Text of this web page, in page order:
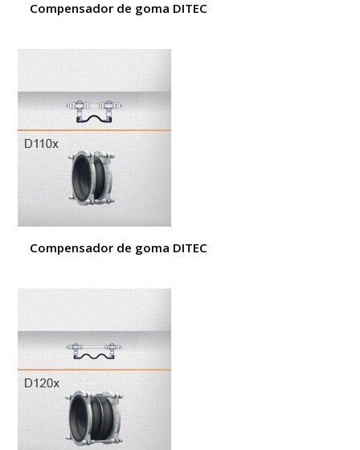
Compensador de goma DITEC
Compensador de goma DITEC